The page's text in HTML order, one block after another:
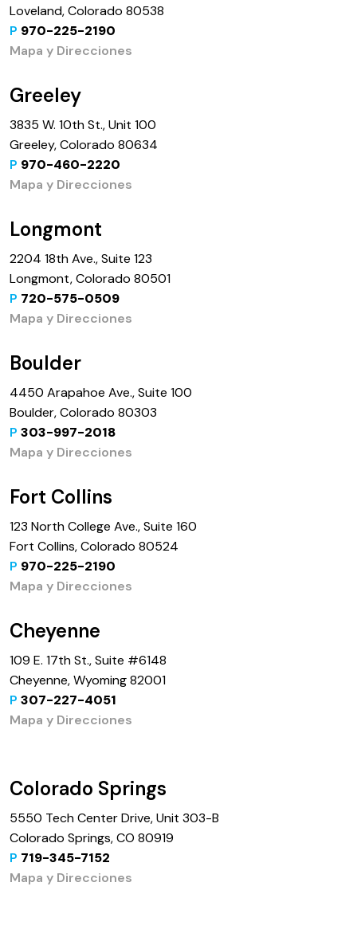
Loveland, Colorado 80538
P 970-225-2190
Mapa y Direcciones
Greeley
3835 W. 10th St., Unit 100
Greeley, Colorado 80634
P 970-460-2220
Mapa y Direcciones
Longmont
2204 18th Ave., Suite 123
Longmont, Colorado 80501
P 720-575-0509
Mapa y Direcciones
Boulder
4450 Arapahoe Ave., Suite 100
Boulder, Colorado 80303
P 303-997-2018
Mapa y Direcciones
Fort Collins
123 North College Ave., Suite 160
Fort Collins, Colorado 80524
P 970-225-2190
Mapa y Direcciones
Cheyenne
109 E. 17th St., Suite #6148
Cheyenne, Wyoming 82001
P 307-227-4051
Mapa y Direcciones
Colorado Springs
5550 Tech Center Drive, Unit 303-B
Colorado Springs, CO 80919
P 719-345-7152
Mapa y Direcciones